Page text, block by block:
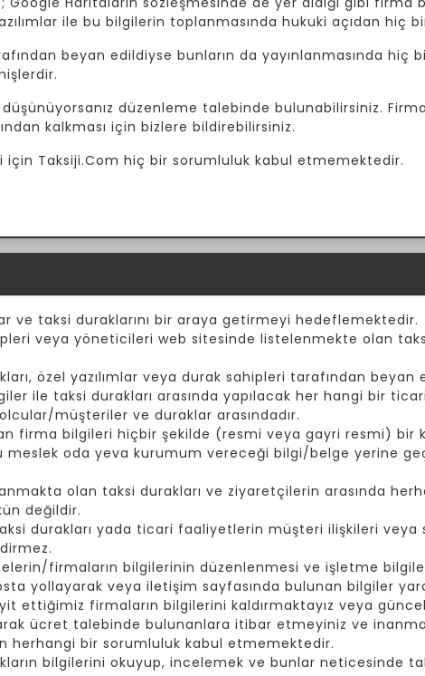
ile bu bilgilerin toplanmasında hukuki açıdan hiç
beyan edildiyse bunların da yayınlanmasında hiç
düzenleme talebinde bulunabilirsiniz.
kalkması için bizlere bildirebilirsiniz.
için Taksiji.Com hiç bir sorumluluk kabul etmemektedir.
ve taksi duraklarını bir araya getirmeyi hedeflemektedir.
veya yöneticileri web sitesinde listelenmekte olan
özel yazılımlar veya durak sahipleri tarafından
ile taksi durakları arasında yapılacak her hangi bir
müşteriler ve duraklar arasındadır.
firma bilgileri hiçbir şekilde (resmi veya gayri resmi) bir
meslek oda yeva kurumum vereceği bilgi/belge yerine
olan taksi durakları ve ziyaretçilerin arasında
değildir.
durakları yada ticari faaliyetlerin müşteri ilişkileri veya
firmaların bilgilerinin düzenlenmesi ve işletme
yollayarak veya iletişim sayfasında bulunan bilgiler
ettiğimiz firmaların bilgilerini kaldırmaktayız veya
ücret talebinde bulunanlara itibar etmeyiniz ve
herhangi bir sorumluluk kabul etmemektedir.
bilgilerini okuyup, incelemek ve bunlar neticesinde